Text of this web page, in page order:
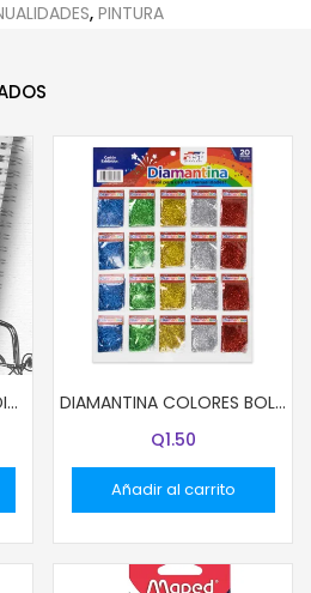
, PINTURA
LAPIZ FAST TRIANGULAR DISEÑO KIDS UNIDAD
DIAMANTINA COLORES BOLSITAS 2.7G COL VERDE
Q1.50
Añadir al carrito